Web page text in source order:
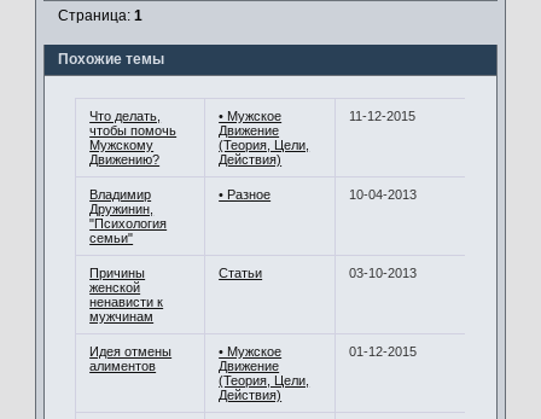
Страница: 1
Похожие темы
Что делать,
чтобы помочь
Мужскому
Движению?
• Мужское
Движение
(Теория, Цели,
Действия)
11-12-2015
Владимир
Дружинин,
"Психология
семьи"
• Разное 10-04-2013
Причины
женской
ненависти к
мужчинам
Статьи 03-10-2013
Идея отмены
алиментов
• Мужское
Движение
(Теория, Цели,
Действия)
01-12-2015